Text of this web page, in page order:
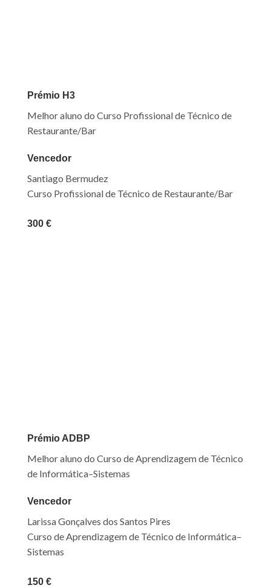
Prémio H3
Melhor aluno do Curso Profissional de Técnico de
Restaurante/Bar
Vencedor
Santiago Bermudez
Curso Profissional de Técnico de Restaurante/Bar
300 €
Prémio ADBP
Melhor aluno do Curso de Aprendizagem de Técnico
de Informática–Sistemas
Vencedor
Larissa Gonçalves dos Santos Pires
Curso de Aprendizagem de Técnico de Informática–
Sistemas
150 €